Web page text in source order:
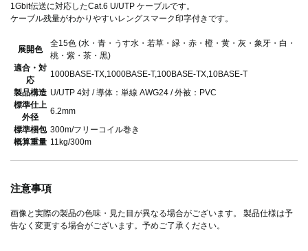
1Gbit伝送に対応したCat.6 U/UTP ケーブルです。
ケーブル残量がわかりやすいレングスマーク印字付きです。
展開色
全15色 (水・青・うす水・若草・緑・赤・橙・黄・灰・象牙・白・
桃・紫・茶・黒)
適合・対
応
1000BASE-TX,1000BASE-T,100BASE-TX,10BASE-T
製品構造 U/UTP 4対 / 導体：単線 AWG24 / 外被：PVC
標準仕上
外径
6.2mm
標準梱包 300m/フリーコイル巻き
概算重量 11kg/300m
注意事項
画像と実際の製品の色味・見た目が異なる場合がございます。 製品仕様は予
告なく変更する場合がございます。予めご了承ください。